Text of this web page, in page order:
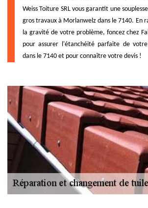
Weiss Toiture SRL vous garantit une
gros travaux à Morlanwelz dans le 7140. En
la gravité de votre problème, foncez chez
pour assurer l'étanchéité parfaite de
dans le 7140 et pour connaître votre devis !